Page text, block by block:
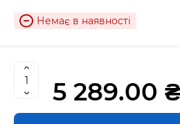
Немає в наявності
5 289.00 ₴